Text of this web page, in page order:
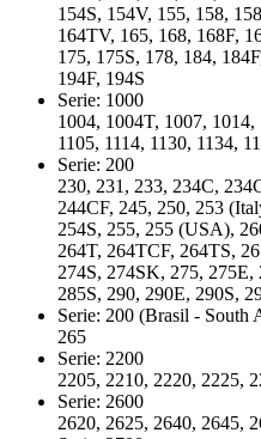
154S, 154V, 155, 158,
164TV, 165, 168, 168F,
175, 175S, 178, 184,
194F, 194S
Serie: 1000
1004, 1004T, 1007,
1105, 1114, 1130, 1134,
Serie: 200
230, 231, 233, 234C,
244CF, 245, 250, 253
254S, 255, 255 (USA),
264T, 264TCF, 264TS,
274S, 274SK, 275,
285S, 290, 290E, 290S,
Serie: 200 (Brasil -
265
Serie: 2200
2205, 2210, 2220, 2225,
Serie: 2600
2620, 2625, 2640, 2645,